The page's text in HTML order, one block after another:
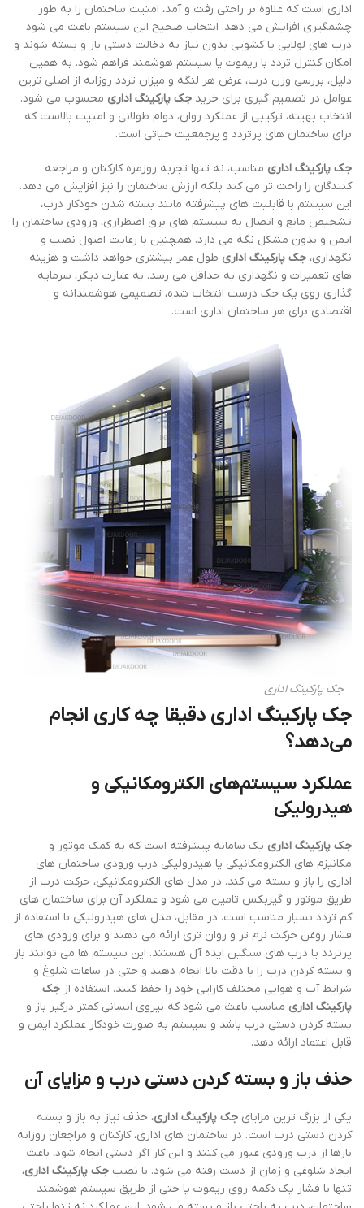
اداری است که علاوه بر راحتی رفت و آمد، امنیت ساختمان را به طور
چشمگیری افزایش می دهد. انتخاب صحیح این سیستم باعث می شود
درب های لولایی یا کشویی بدون نیاز به دخالت دستی باز و بسته شوند و
امکان کنترل تردد با ریموت یا سیستم هوشمند فراهم شود. به همین
دلیل، بررسی وزن درب، عرض هر لنگه و میزان تردد روزانه از اصلی ترین
عوامل در تصمیم گیری برای خرید جک پارکینگ اداری محسوب می شود.
انتخاب بهینه، ترکیبی از عملکرد روان، دوام طولانی و امنیت بالاست که
برای ساختمان های پرتردد و پرجمعیت حیاتی است.
جک پارکینگ اداری مناسب، نه تنها تجربه روزمره کارکنان و مراجعه
کنندگان را راحت تر می کند بلکه ارزش ساختمان را نیز افزایش می دهد.
این سیستم با قابلیت های پیشرفته مانند بسته شدن خودکار درب،
تشخیص مانع و اتصال به سیستم های برق اضطراری، ورودی ساختمان را
ایمن و بدون مشکل نگه می دارد. همچنین با رعایت اصول نصب و
نگهداری، جک پارکینگ اداری طول عمر بیشتری خواهد داشت و هزینه
های تعمیرات و نگهداری به حداقل می رسد. به عبارت دیگر، سرمایه
گذاری روی یک جک درست انتخاب شده، تصمیمی هوشمندانه و
اقتصادی برای هر ساختمان اداری است.
جک پارکینگ اداری
جک پارکینگ اداری دقیقا چه کاری انجام
می‌دهد؟
عملکرد سیستم‌های الکترومکانیکی و
هیدرولیکی
جک پارکینگ اداری یک سامانه پیشرفته است که به کمک موتور و
مکانیزم های الکترومکانیکی یا هیدرولیکی درب ورودی ساختمان های
اداری را باز و بسته می کند. در مدل های الکترومکانیکی، حرکت درب از
طریق موتور و گیربکس تامین می شود و عملکرد آن برای ساختمان های
کم تردد بسیار مناسب است. در مقابل، مدل های هیدرولیکی با استفاده از
فشار روغن حرکت نرم تر و روان تری ارائه می دهند و برای ورودی های
پرتردد یا درب های سنگین ایده آل هستند. این سیستم ها می توانند باز
و بسته کردن درب را با دقت بالا انجام دهند و حتی در ساعات شلوغ و
شرایط آب و هوایی مختلف کارایی خود را حفظ کنند. استفاده از جک
پارکینگ اداری مناسب باعث می شود که نیروی انسانی کمتر درگیر باز و
بسته کردن دستی درب باشد و سیستم به صورت خودکار عملکرد ایمن و
قابل اعتماد ارائه دهد.
حذف باز و بسته کردن دستی درب و مزایای آن
یکی از بزرگ ترین مزایای جک پارکینگ اداری، حذف نیاز به باز و بسته
کردن دستی درب است. در ساختمان های اداری، کارکنان و مراجعان روزانه
بارها از درب ورودی عبور می کنند و این کار اگر دستی انجام شود، باعث
ایجاد شلوغی و زمان از دست رفته می شود. با نصب جک پارکینگ اداری،
تنها با فشار یک دکمه روی ریموت یا حتی از طریق سیستم هوشمند